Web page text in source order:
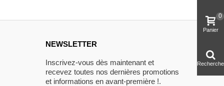
NEWSLETTER
Inscrivez-vous dès maintenant et
recevez toutes nos dernières promotions
et informations en avant-première !.
Panier
0